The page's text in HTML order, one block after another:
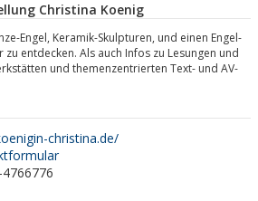
Christina Koenig
Engel, Keramik-Skulpturen, und einen Engel-
entdecken. Als auch Infos zu Lesungen und
und themenzentrierten Text- und AV-
christina.de/